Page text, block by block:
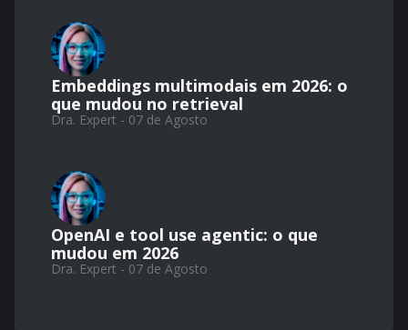
Embeddings multimodais em 2026: o
que mudou no retrieval
Dra. Expert - 07 de Agosto
OpenAI e tool use agentic: o que
mudou em 2026
Dra. Expert - 07 de Agosto